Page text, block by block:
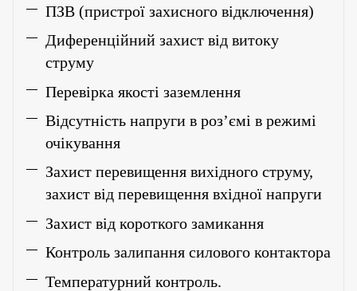
ПЗВ (пристрої захисного відключення)
Диференційний захист від витоку
струму
Перевірка якості заземлення
Відсутність напруги в роз’ємі в режимі
очікування
Захист перевищення вихідного струму,
захист від перевищення вхідної напруги
Захист від короткого замикання
Контроль залипання силового контактора
Температурний контроль.